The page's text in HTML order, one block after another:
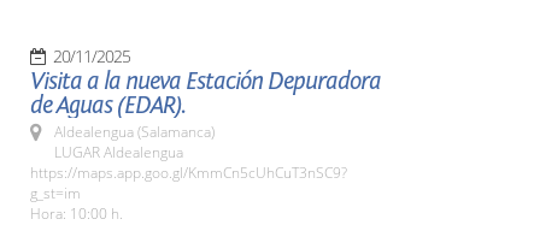
20/11/2025
Visita a la nueva Estación Depuradora
de Aguas (EDAR).
Aldealengua (Salamanca)
LUGAR Aldealengua
https://maps.app.goo.gl/KmmCn5cUhCuT3nSC9?
g_st=im
Hora: 10:00 h.